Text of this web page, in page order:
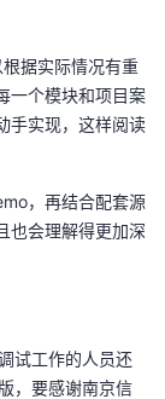
据实际情况有重
一个模块和项目案
手实现，这样阅读
，再结合配套源
也会理解得更加深
试工作的人员还
，要感谢南京信